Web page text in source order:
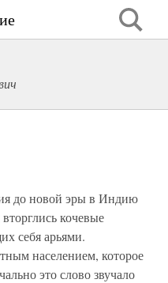
до новой эры в Индию
кочевые
себя арьями.
населением, которое
это слово звучало